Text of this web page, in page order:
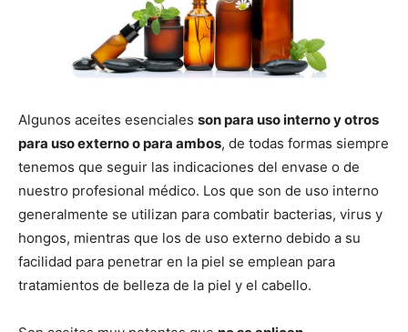
Algunos aceites esenciales son para uso interno y otros
para uso externo o para ambos, de todas formas siempre
tenemos que seguir las indicaciones del envase o de
nuestro profesional médico. Los que son de uso interno
generalmente se utilizan para combatir bacterias, virus y
hongos, mientras que los de uso externo debido a su
facilidad para penetrar en la piel se emplean para
tratamientos de belleza de la piel y el cabello.